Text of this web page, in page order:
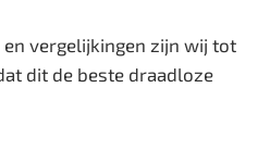
vergelijkingen zijn wij tot
dit de beste draadloze